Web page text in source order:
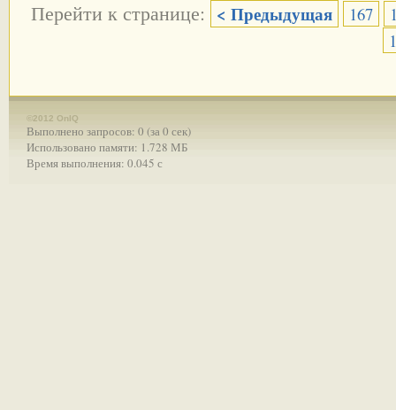
Перейти к странице: < Предыдущая 167
©2012 OnIQ
Выполнено запросов: 0 (за 0 сек)
Использовано памяти: 1.728 МБ
Время выполнения: 0.045 с